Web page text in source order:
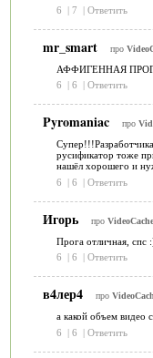
6
| 7 | Ответить
mr_smart про
АФФИГЕННАЯ
6
| 6 | Ответить
Pyromaniac про
русификатор тоже
нашёл хорошего и
6
| 6 | Ответить
Игорь про
Прога отличная, спс
6
| 6 | Ответить
в4лер4 про
а какой объем видео
6
| 6 | Ответить